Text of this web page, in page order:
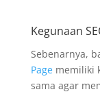
Kegunaan
Sebenarnya,
Pagememiliki
sama agar